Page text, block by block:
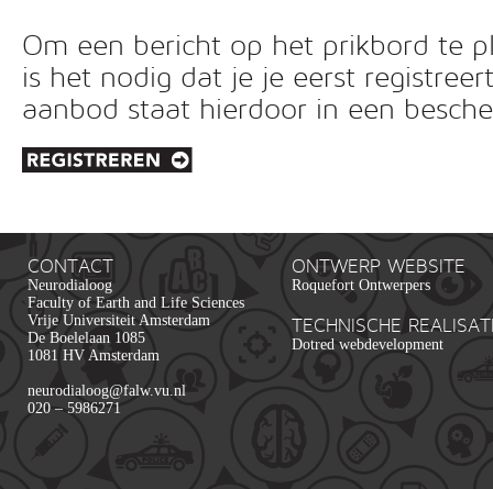
Om een bericht op het prikbord te
is het nodig dat je je eerst
aanbod staat hierdoor in een
CONTACT
Neurodialoog
Faculty of Earth and Life Sciences
Vrije Universiteit Amsterdam
De Boelelaan 1085
1081 HV Amsterdam
neurodialoog@falw.vu.nl
020 – 5986271
ONTWERP WEBSITE
Roquefort Ontwerpers
TECHNISCHE
Dotred webdevelopment